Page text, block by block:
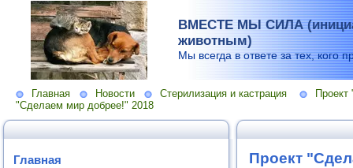
ВМЕСТЕ МЫ СИЛА
животным)
Мы всегда в ответе за тех, кого
Главная Новости Стерилизация и кастрация
"Сделаем мир добрее!" 2018
Главная Проект